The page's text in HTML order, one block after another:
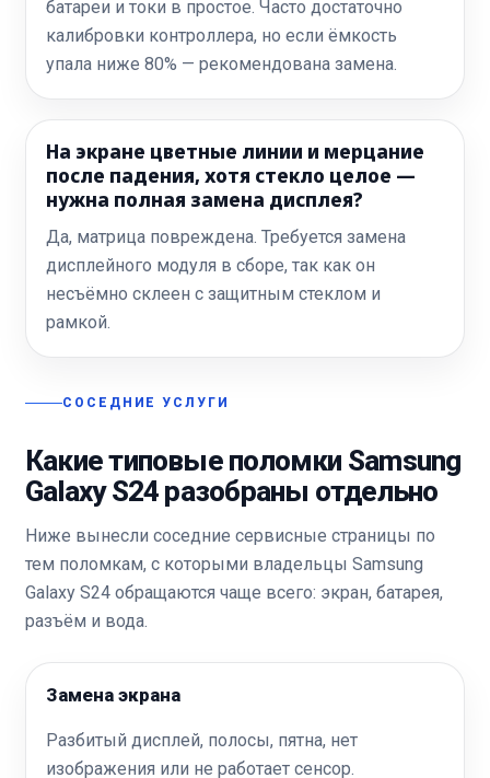
батареи и токи в простое. Часто достаточно
калибровки контроллера, но если ёмкость
упала ниже 80% — рекомендована замена.
На экране цветные линии и мерцание
после падения, хотя стекло целое —
нужна полная замена дисплея?
Да, матрица повреждена. Требуется замена
дисплейного модуля в сборе, так как он
несъёмно склеен с защитным стеклом и
рамкой.
СОСЕДНИЕ УСЛУГИ
Какие типовые поломки Samsung
Galaxy S24 разобраны отдельно
Ниже вынесли соседние сервисные страницы по
тем поломкам, с которыми владельцы Samsung
Galaxy S24 обращаются чаще всего: экран, батарея,
разъём и вода.
Замена экрана
Разбитый дисплей, полосы, пятна, нет
изображения или не работает сенсор.